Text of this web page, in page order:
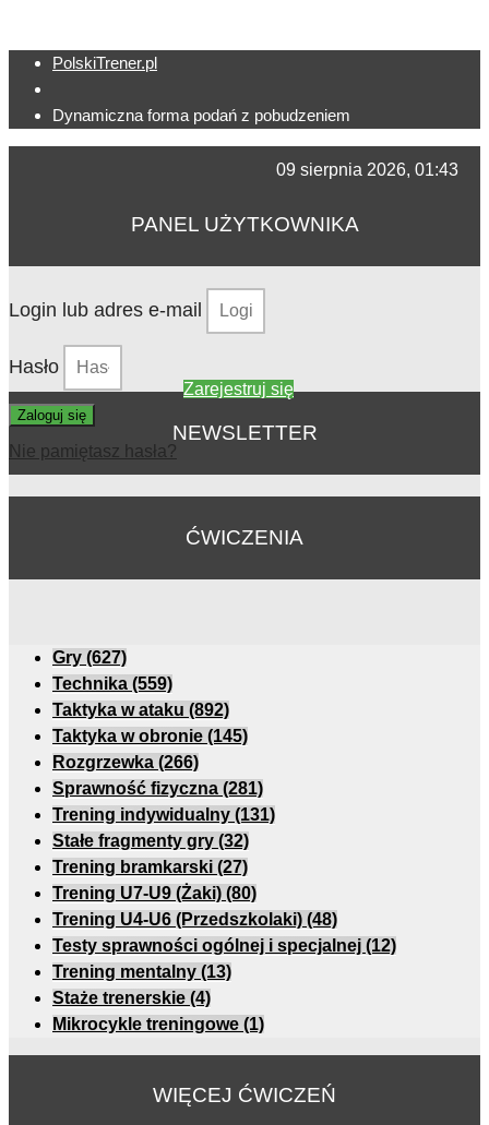
PolskiTrener.pl
Dynamiczna forma podań z pobudzeniem
09 sierpnia 2026, 01:43
PANEL UŻYTKOWNIKA
Login lub adres e-mail
Hasło
Zaloguj się
Nie pamiętasz hasła?
Zarejestruj się
NEWSLETTER
ĆWICZENIA
Gry (627)
Technika (559)
Taktyka w ataku (892)
Taktyka w obronie (145)
Rozgrzewka (266)
Sprawność fizyczna (281)
Trening indywidualny (131)
Stałe fragmenty gry (32)
Trening bramkarski (27)
Trening U7-U9 (Żaki) (80)
Trening U4-U6 (Przedszkolaki) (48)
Testy sprawności ogólnej i specjalnej (12)
Trening mentalny (13)
Staże trenerskie (4)
Mikrocykle treningowe (1)
WIĘCEJ ĆWICZEŃ